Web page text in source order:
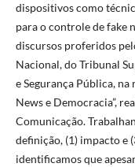
dispositivos como
para o controle de fake
discursos proferidos
Nacional, do Tribunal
e Segurança Pública, na
News e Democracia”,
Comunicação.
definição, (1) impacto e
identificamos que